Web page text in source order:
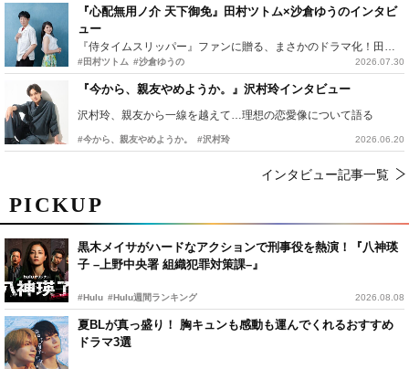
PICKUP
黒木メイサがハードなアクションで刑事役を熱演！『八神瑛
子 –上野中央署 組織犯罪対策課–』
#Hulu #Hulu週間ランキング 2026.08.08
夏BLが真っ盛り！ 胸キュンも感動も運んでくれるおすすめ
ドラマ3選
『心配無用ノ介 天下御免』田村ツトム×沙倉ゆうのインタビ
ュー
#田村ツトム #沙倉ゆうの 2026.07.30
『今から、親友やめようか。』沢村玲インタビュー
沢村玲、親友から一線を越えて…理想の恋愛像について語る
#今から、親友やめようか。 #沢村玲 2026.06.20
インタビュー記事一覧